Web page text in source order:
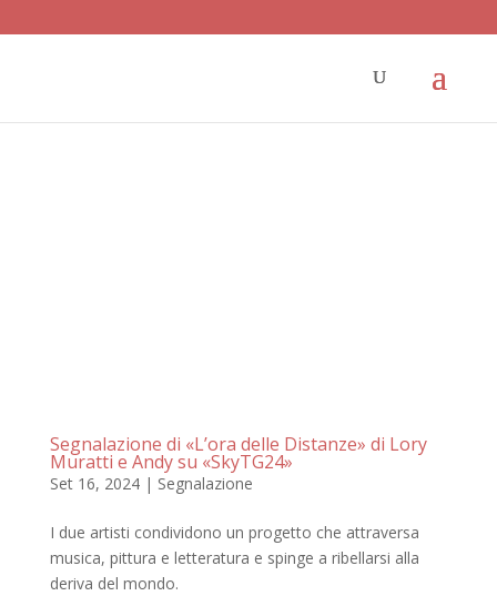
Segnalazione di «L’ora delle Distanze» di Lory
Muratti e Andy su «SkyTG24»
Set 16, 2024| Segnalazione
I due artisti condividono un progetto che attraversa
musica, pittura e letteratura e spinge a ribellarsi alla
deriva del mondo.